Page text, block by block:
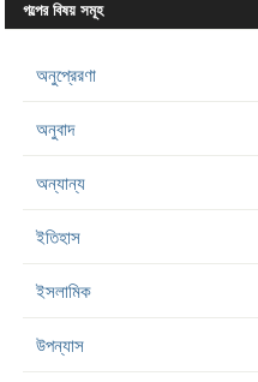
গল্পের বিষয় সমূহ
অনুপ্রেরণা
অনুবাদ
অন্যান্য
ইতিহাস
ইসলামিক
উপন্যাস